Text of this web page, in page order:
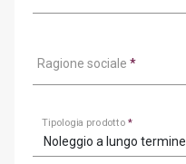
Ragione sociale *
Tipologia prodotto*
Noleggio a lungo termine